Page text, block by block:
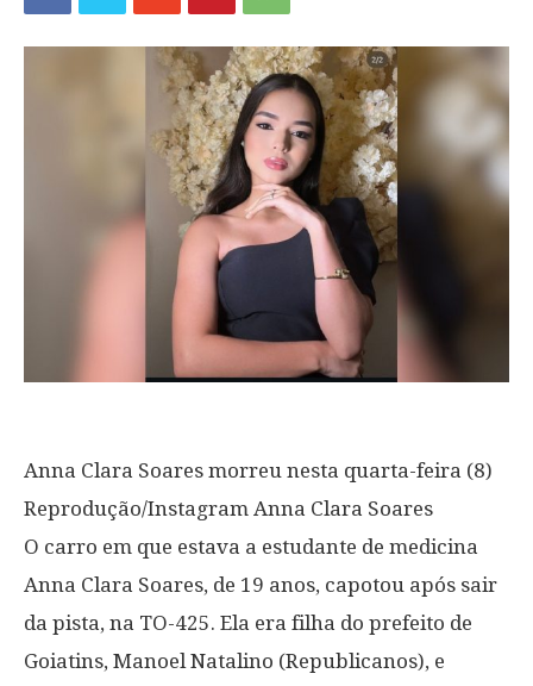
Anna Clara Soares morreu nesta quarta-feira (8)
Reprodução/Instagram Anna Clara Soares
O carro em que estava a estudante de medicina
Anna Clara Soares, de 19 anos, capotou após sair
da pista, na TO-425. Ela era filha do prefeito de
Goiatins, Manoel Natalino (Republicanos), e